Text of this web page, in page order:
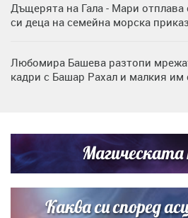
Дъщерята на Гала - Мари
си деца на семейна морска
Любомира Башева разтопи
кадри с Башар Рахал и малкия им
Димов издадоха своето любимо
Дъщерята на Тодор Батков
Братя Аргирови я изненадаха с
Каква си според